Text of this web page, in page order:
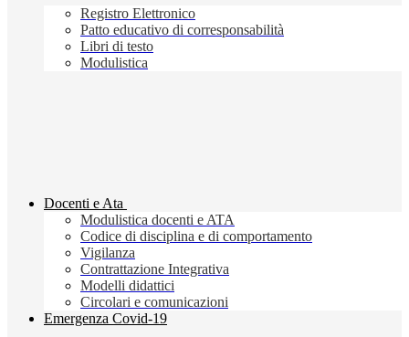
Registro Elettronico
Patto educativo di corresponsabilità
Libri di testo
Modulistica
Docenti e Ata
Modulistica docenti e ATA
Codice di disciplina e di comportamento
Vigilanza
Contrattazione Integrativa
Modelli didattici
Circolari e comunicazioni
Emergenza Covid-19